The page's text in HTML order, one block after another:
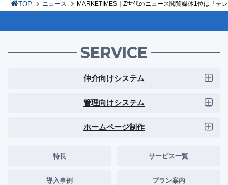
TOP ニュース MARKETIMES｜Z世代のニュース閲覧媒体1位は「
SERVICE
仲介向けシステム
管理向けシステム
ホームページ制作
特長 サービス一覧
導入事例 プラン案内